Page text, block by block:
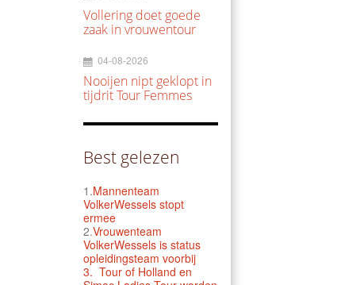
Vollering doet goede
zaak in vrouwentour
04-08-2026
Nooijen nipt geklopt in
tijdrit Tour Femmes
Best gelezen
1.Mannenteam
VolkerWessels stopt
ermee
2.Vrouwenteam
VolkerWessels is status
opleidingsteam voorbij
3. Tour of Holland en